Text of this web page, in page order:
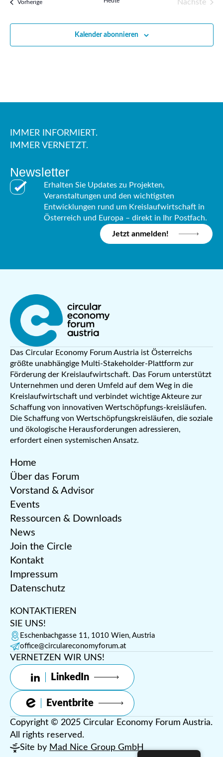
VorherigeVeranstaltungen
Nächste
Kalender abonnieren
IMMER INFORMIERT.
IMMER VERNETZT.
Newsletter
Erhalten Sie Updates zu Projekten,
Veranstaltungen und den wichtigsten
Entwicklungen rund um Kreislaufwirtschaft in
Österreich und Europa – direkt in Ihr Postfach.
Jetzt anmelden!
Das Circular Economy Forum Austria ist Österreichs
größte unabhängige Multi-Stakeholder-Plattform zur
Förderung der Kreislaufwirtschaft. Das Forum unterstützt
Unternehmen und deren Umfeld auf dem Weg in die
Kreislaufwirtschaft und verbindet wichtige Akteure zur
Schaffung von innovativen Wertschöpfungs-kreisläufen.
Die Schaffung von Wertschöpfungskreisläufen, die soziale
und ökologische Herausforderungen adressieren,
erfordert einen systemischen Ansatz.
Home
Über das Forum
Vorstand & Advisor
Events
Ressourcen & Downloads
News
Join the Circle
Kontakt
Impressum
Datenschutz
KONTAKTIEREN
SIE UNS!
Eschenbachgasse 11, 1010 Wien, Austria
office@circulareconomyforum.at
VERNETZEN WIR UNS!
LinkedIn
Eventbrite
Copyright © 2025 Circular Economy Forum Austria.
All rights reserved.
Site by Mad Nice Group GmbH